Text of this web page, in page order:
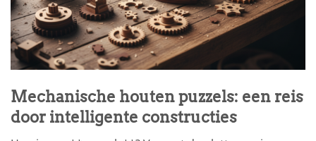
Mechanische houten puzzels: een reis
door intelligente constructies